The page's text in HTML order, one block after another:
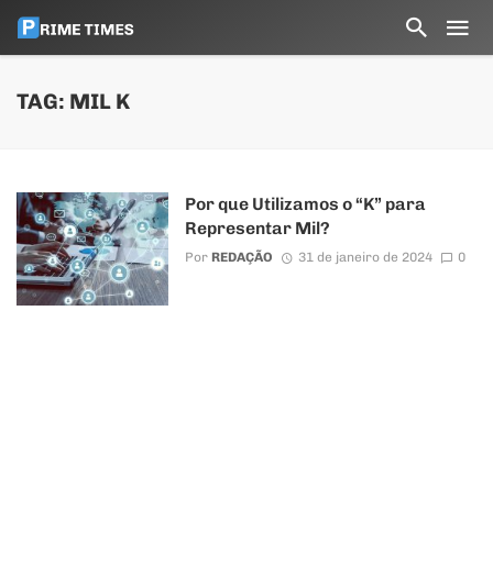
TAG: MIL K
Por que Utilizamos o “K” para
Representar Mil?
Por REDAÇÃO 31 de janeiro de 2024 0